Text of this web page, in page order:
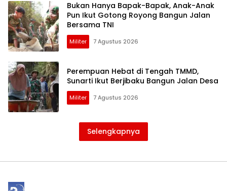
Bukan Hanya Bapak-Bapak, Anak-Anak
Pun Ikut Gotong Royong Bangun Jalan
Bersama TNI
Militer 7 Agustus 2026
Perempuan Hebat di Tengah TMMD,
Sunarti Ikut Berjibaku Bangun Jalan Desa
Militer 7 Agustus 2026
Selengkapnya